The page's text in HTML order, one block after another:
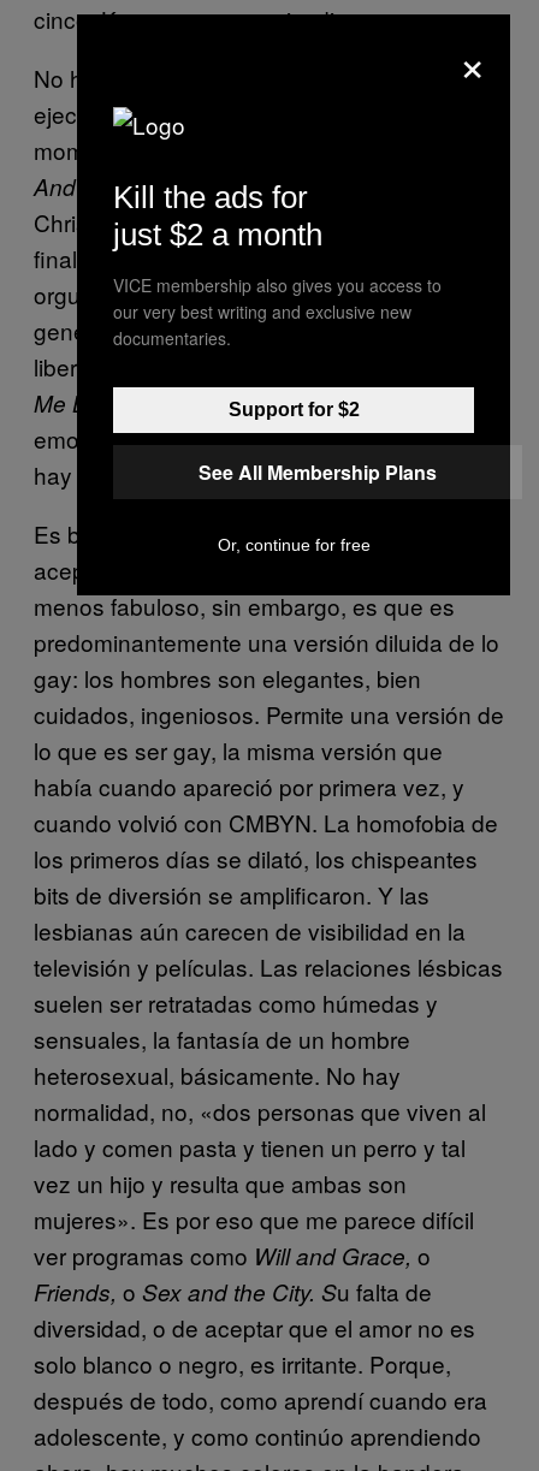
cinco, Karamo, en un episodio.
No hay una sola respuesta del por qué los
ejecutivos del estudio pensaron que era
momento de traer a
And Grace. Quién realmente sabe por qué
Christopher Bailey decidió celebrar su show
final en Burberry con abrigos gigantes de
orgullo gay, tal vez le estaba dando a una
generación de clientes más nueva, joven y
liberada lo que en realidad querían ver.
Me By Your Name
es una película hermosa y
emocionante (si la hubiera visto a los 16, no
hay duda de que hubiera cambiado mi vida).
Es brillante que haya mayor apertura y
aceptación de la cultura queer, Lo que es
menos fabuloso, sin embargo, es que es
predominantemente una versión diluida de lo
gay: los hombres son elegantes, bien
cuidados, ingeniosos. Permite una versión de
lo que es ser gay, la misma versión que
había cuando apareció por primera vez, y
cuando volvió con CMBYN. La homofobia de
los primeros días se dilató, los chispeantes
bits de diversión se amplificaron. Y las
lesbianas aún carecen de visibilidad en la
televisión y películas. Las relaciones lésbicas
suelen ser retratadas como húmedas y
sensuales, la fantasía de un hombre
heterosexual, básicamente. No hay
normalidad, no, «dos personas que viven al
lado y comen pasta y tienen un perro y tal
vez un hijo y resulta que ambas son
mujeres». Es por eso que me parece difícil
ver programas como Will and Grace, o
Friends, o Sex and the City. Su falta de
diversidad, o de aceptar que el amor no es
solo blanco o negro, es irritante. Porque,
después de todo, como aprendí cuando era
adolescente, y como continúo aprendiendo
×
Kill the ads for
just $2 a month
VICE membership also gives you access to
our very best writing and exclusive new
documentaries.
Support for $2
See All Membership Plans
Or, continue for free